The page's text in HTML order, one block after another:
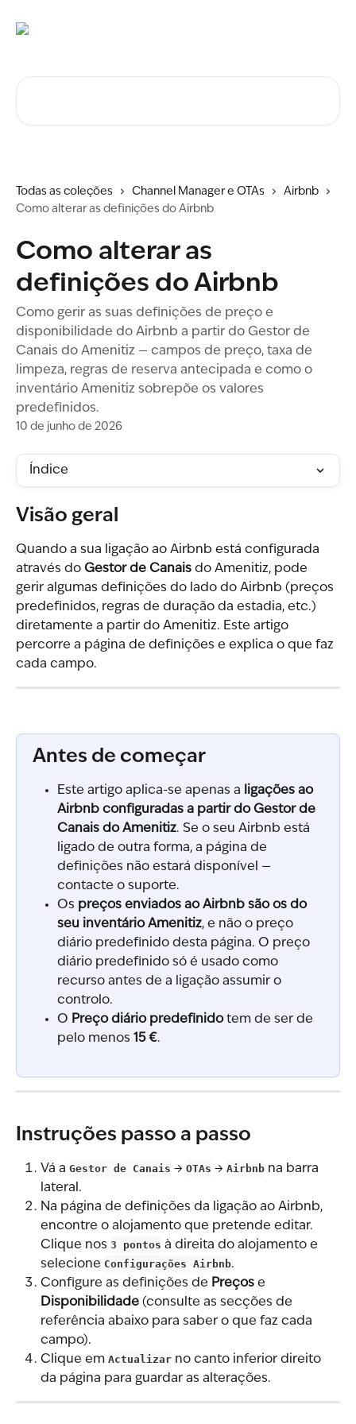
Todas as coleções Channel Manager e OTAs
Airbnb
Como alterar as definições do Airbnb
Como alterar as
definições do Airbnb
Como gerir as suas definições de preço e
disponibilidade do Airbnb a partir do Gestor de
Canais do Amenitiz — campos de preço, taxa de
limpeza, regras de reserva antecipada e como o
inventário Amenitiz sobrepõe os valores
predefinidos.
10 de junho de 2026
Índice
Visão geral
Quando a sua ligação ao Airbnb está configurada
através do Gestor de Canais do Amenitiz, pode
gerir algumas definições do lado do Airbnb (preços
predefinidos, regras de duração da estadia, etc.)
diretamente a partir do Amenitiz. Este artigo
percorre a página de definições e explica o que faz
cada campo.
Antes de começar
Este artigo aplica-se apenas a ligações ao
Airbnb configuradas a partir do Gestor de
Canais do Amenitiz. Se o seu Airbnb está
ligado de outra forma, a página de
definições não estará disponível —
contacte o suporte.
Os preços enviados ao Airbnb são os do
seu inventário Amenitiz, e não o preço
diário predefinido desta página. O preço
diário predefinido só é usado como
recurso antes de a ligação assumir o
controlo.
O Preço diário predefinido tem de ser de
pelo menos 15 €.
Instruções passo a passo
Vá a Gestor de Canais → OTAs → Airbnb na barra
lateral.
Na página de definições da ligação ao Airbnb,
encontre o alojamento que pretende editar.
Clique nos 3 pontos à direita do alojamento e
selecione Configurações Airbnb.
Configure as definições de Preços e
Disponibilidade (consulte as secções de
referência abaixo para saber o que faz cada
campo).
Clique em Actualizar no canto inferior direito
da página para guardar as alterações.